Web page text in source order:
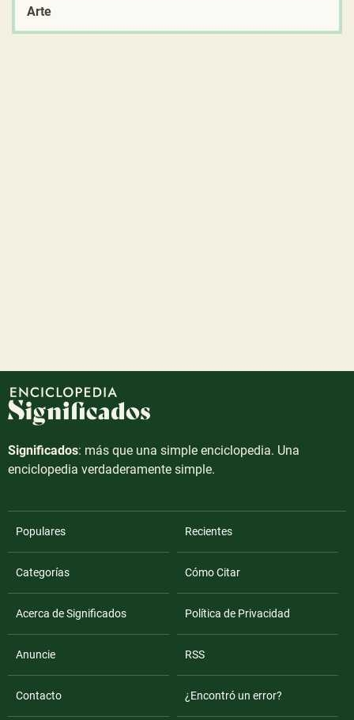
Arte
Significados: más que una simple enciclopedia. Una
enciclopedia verdaderamente simple.
Populares Recientes
Categorías Cómo Citar
Acerca de Significados Política de Privacidad
Anuncie RSS
Contacto ¿Encontró un error?